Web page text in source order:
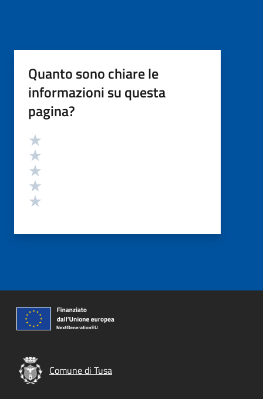
Quanto sono chiare le
informazioni su questa
pagina?
Valutazione
Comune di Tusa